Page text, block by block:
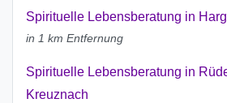
Spirituelle Lebensberatung in
in 1 km Entfernung
Spirituelle Lebensberatung in
Kreuznach